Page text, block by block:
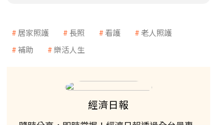
居家照護 長照 看護
老人照護
補助
樂活人生
經濟日報